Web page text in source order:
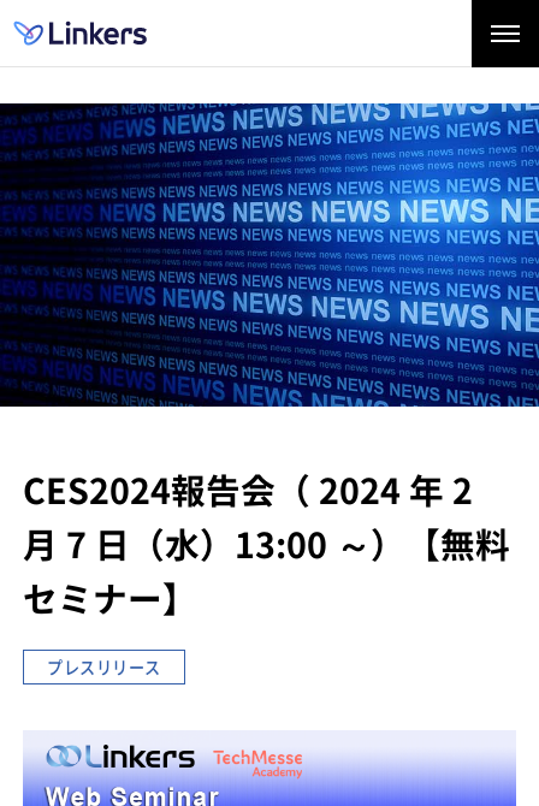
CES2024報告会 （ 2024 年 2
月 7 日（水）13:00 ～）
【無料
セミナー】
プレスリリース